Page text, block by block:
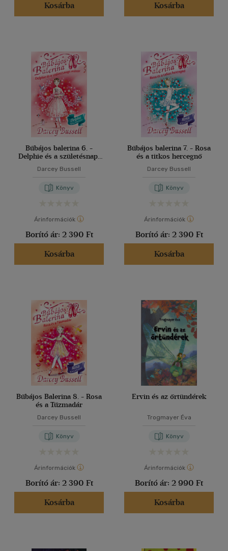
Kosárba
Kosárba
Bűbájos balerina 6. -
Delphie és a születésnapi
Darcey Bussell
Könyv
Árinformációk
Borító ár: 2 390 Ft
Kosárba
Bűbájos balerina 7. - Rosa
és a titkos hercegnő
Darcey Bussell
Könyv
Árinformációk
Borító ár: 2 390 Ft
Kosárba
Bűbájos Balerina 8. - Rosa
és a Tűzmadár
Darcey Bussell
Könyv
Árinformációk
Borító ár: 2 390 Ft
Kosárba
Ervin és az őrtündérek
Trogmayer Éva
Könyv
Árinformációk
Borító ár: 2 990 Ft
Kosárba